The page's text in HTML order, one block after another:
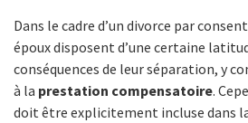
Dans le cadre d’un divorce par
époux disposent d’une certaine
conséquences de leur séparation, y
à la prestation compensatoire.
doit être explicitement incluse dans